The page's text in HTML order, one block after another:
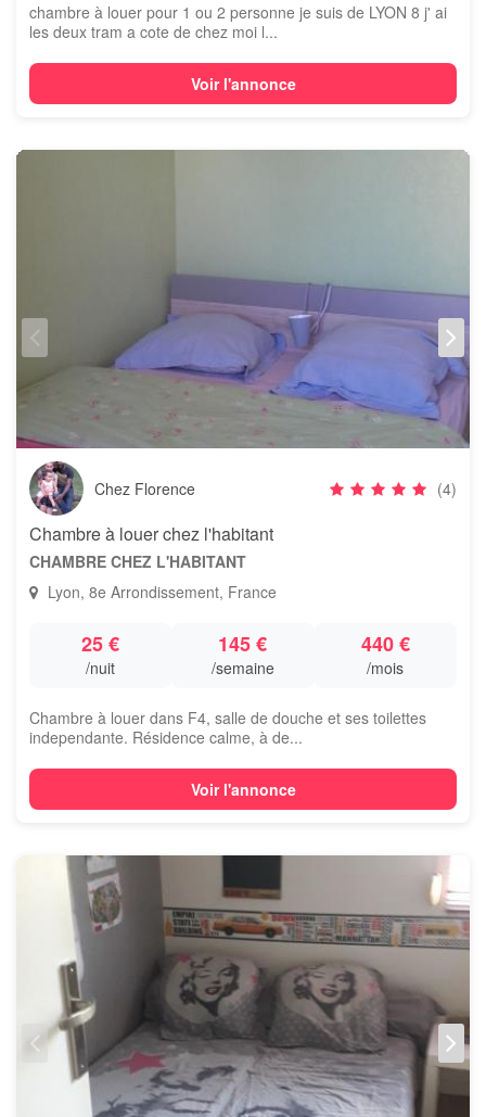
chambre à louer pour 1 ou 2 personne je suis de LYON 8 j' ai
les deux tram a cote de chez moi l...
Voir l'annonce
Chez Florence (4)
Chambre à louer chez l'habitant
CHAMBRE CHEZ L'HABITANT
Lyon, 8e Arrondissement, France
25 €
/nuit
145 €
/semaine
440 €
/mois
Chambre à louer dans F4, salle de douche et ses toilettes
independante. Résidence calme, à de...
Voir l'annonce